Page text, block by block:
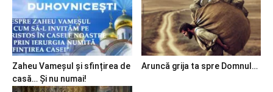
Zaheu Vameșul și sfințirea de
casă… Și nu numai!
Aruncă grija ta spre Domnul…